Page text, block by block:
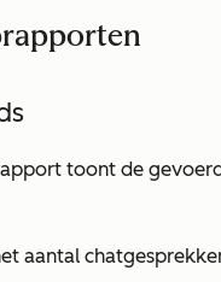
toont de
aantal